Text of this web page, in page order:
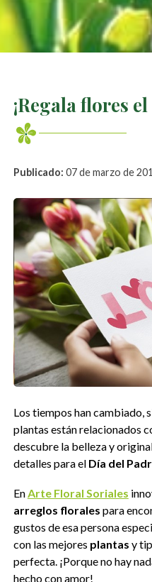
¡Regala flores
Publicado: 07 de marzo de
Los tiempos han cambiado,
plantas están relacionados
descubre la belleza y
detalles para el Día del
En Arte Floral Soriales
arreglos florales para
gustos de esa persona
con las mejores plantas y
perfecta. ¡Porque no hay
hecho con amor!